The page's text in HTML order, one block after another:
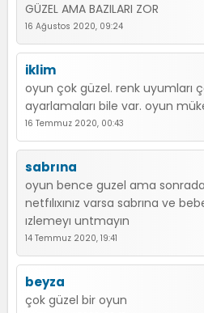
GÜZEL AMA BAZILARI ZOR
16 Ağustos 2020, 09:24
iklim
oyun çok güzel. renk uyumları
ayarlamaları bile var. oyun
16 Temmuz 2020, 00:43
sabrına
oyun bence guzel ama
netfılıxınız varsa sabrına ve
ızlemeyı untmayın
14 Temmuz 2020, 19:41
beyza
çok güzel bir oyun